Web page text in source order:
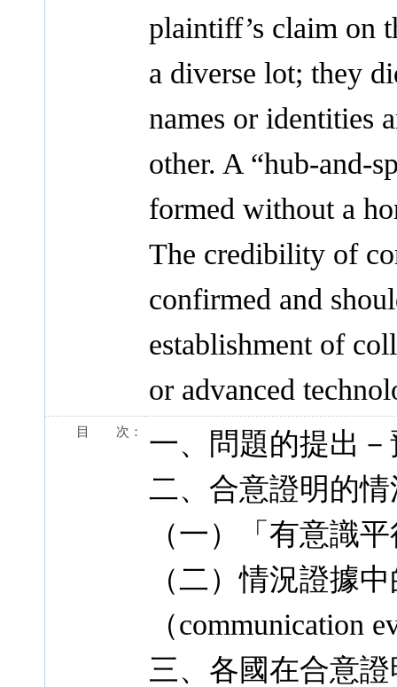
plaintiff’s claim on
a diverse lot; they
names or identities
other. A “hub-and-
formed without a
The credibility of
confirmed and
establishment of
or advanced
目 次：
一、問題的提出
二、合意證明的
（一）「有意識
（二）情況證據
（communication
三、各國在合意